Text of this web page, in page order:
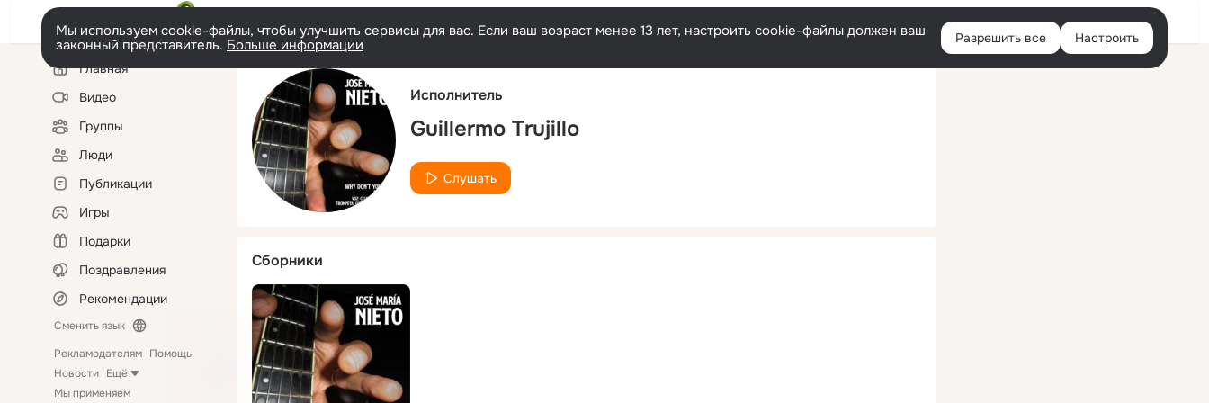
Русский Войти
Мы используем cookie-файлы, чтобы улучшить сервисы для вас. Если ваш возраст менее 13 лет, настроить cookie-файлы должен ваш
законный представитель. Больше информации Разрешить все Настроить
Левая
колонкаГлавная
Видео
Группы
Люди
Публикации
Игры
Подарки
Поздравления
Рекомендации
Сменить язык
Рекламодателям Помощь
Новости Ещё
Мы применяем
Исполнитель
Guillermo Trujillo
Слушать
Сборники